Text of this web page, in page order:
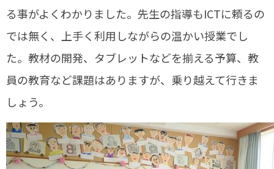
る事がよくわかりました。先生の指導もICTに頼るの
では無く、上手く利用しながらの温かい授業でし
た。教材の開発、タブレットなどを揃える予算、教
員の教育など課題はありますが、乗り越えて行きま
しょう。